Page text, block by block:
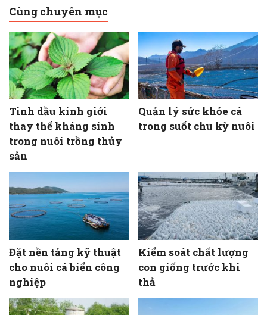
Cùng chuyên mục
Tinh dầu kinh giới
thay thế kháng sinh
trong nuôi trồng thủy
sản
Quản lý sức khỏe cá
trong suốt chu kỳ nuôi
Đặt nền tảng kỹ thuật
cho nuôi cá biển công
nghiệp
Kiểm soát chất lượng
con giống trước khi
thả